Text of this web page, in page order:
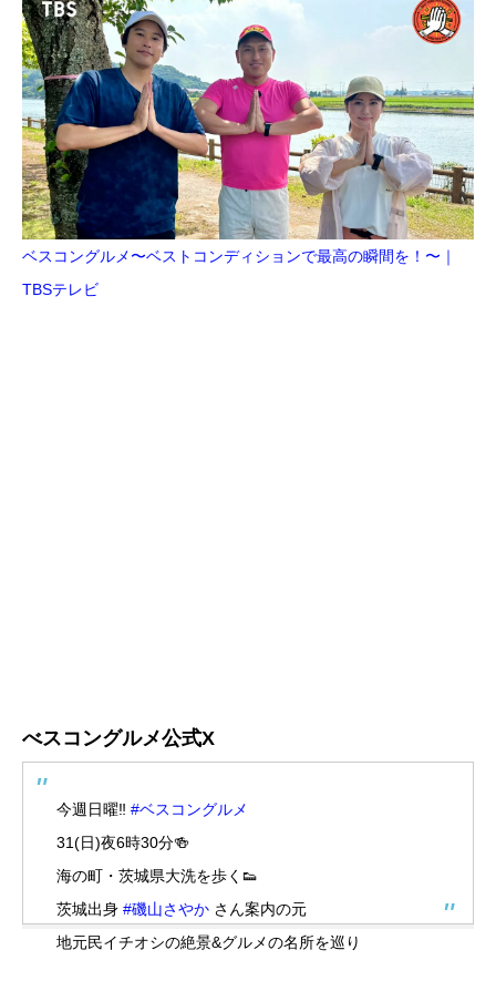
ベスコングルメ〜ベストコンディションで最高の瞬間を！〜｜
TBSテレビ
べスコングルメ公式X
今週日曜‼️ #ベスコングルメ
31(日)夜6時30分🍻
海の町・茨城県大洗を歩く👟
茨城出身 #磯山さやか さん案内の元
地元民イチオシの絶景&グルメの名所を巡り